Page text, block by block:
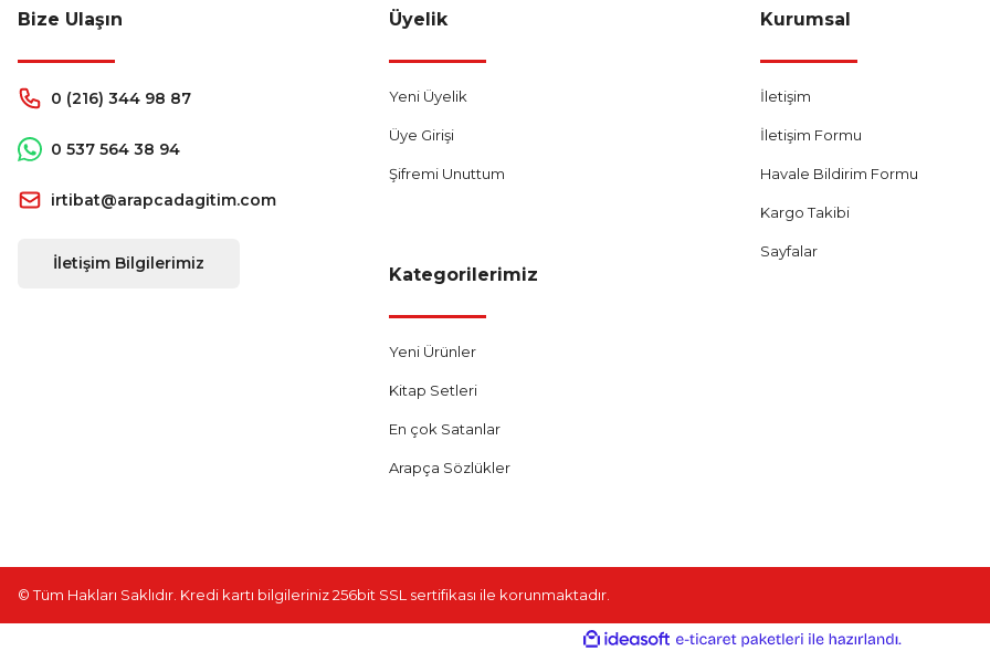
Bize Ulaşın
0 (216) 344 98 87
0 537 564 38 94
irtibat@arapcadagitim.com
İletişim Bilgilerimiz
Üyelik
Yeni Üyelik
Üye Girişi
Şifremi Unuttum
Kurumsal
İletişim
İletişim Formu
Havale Bildirim Formu
Kargo Takibi
Sayfalar
Kategorilerimiz
Yeni Ürünler
Kitap Setleri
En çok Satanlar
Arapça Sözlükler
© Tüm Hakları Saklıdır. Kredi kartı bilgileriniz 256bit SSL sertifikası ile korunmaktadır.
ideasoft e-